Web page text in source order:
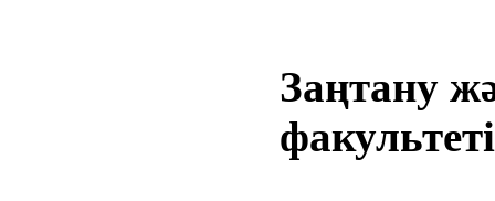
Заңтану
факультеті